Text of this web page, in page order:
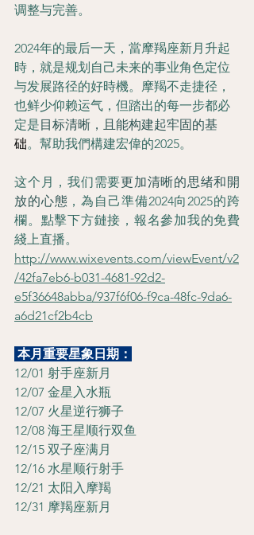
调整与完善。
2024年的最后一天，當摩羯座新月升起
時，就是规划自己未来的事业角色定位
与发展路径的好時機。摩羯不走捷径，
也鲜少仰赖运气，但踏出的每一步都必
定是目标清晰，且能构建起牢固的基
础。幫助我們構建宏偉的2025。
这个月，我们需要更加清晰的思绪和開
放的心態 ，為自己準備2024向2025的跨
欄。點擊下方鏈接，報名參加我的免費
綫上直播。
http://www.wixevents.com/viewEvent/v2
/42fa7eb6-b031-4681-92d2-
e5f36648abba/937f6f06-f9ca-48fc-9da6-
a6d21cf2b4cb
本月重要星象日期：
12/01 射手座新月
12/07 金星入水瓶
12/07 火星逆行狮子
12/08 海王星顺行双鱼
12/15 双子座满月
12/16 水星顺行射手
12/21 太阳入摩羯
12/31 摩羯座新月